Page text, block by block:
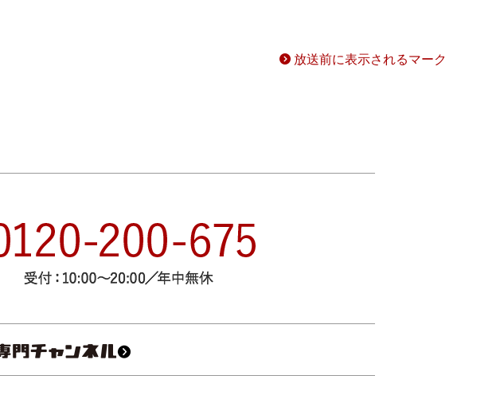
放送前に表示されるマーク